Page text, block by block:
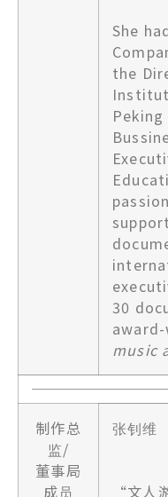
She
the
30
music
制作总
监/
董事局
成员
张钊维
“文人